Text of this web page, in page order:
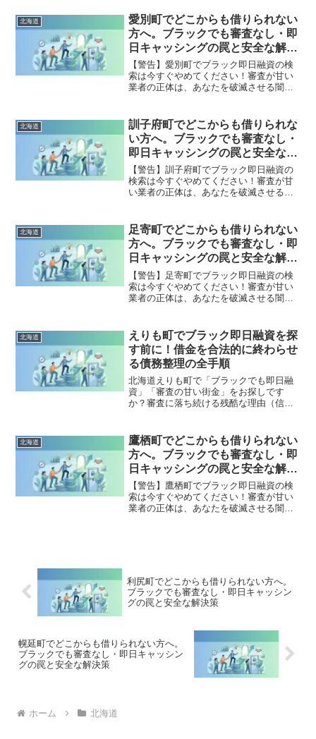
まで徹底解説。多重債務の地獄から抜け
出し、合法的に借金を減額・免除する
「債務整理」の正しい知識と、今すぐ督
促を止める無料相談窓口をご案内しま
す。
北海道
愛別町でどこからも借りられない
方へ。ブラックでも審査なし・即
日キャッシングの罠と安全な解決
策
【警告】愛別町でブラック即日融資の検
索は今すぐやめてください！審査が甘い
業者の正体は、あなたを破滅させる闇金
町で違法業者を避け、借金地獄から抜け
出した方々の実体験と確実な解決策を完
全公開。
北海道
訓子府町でどこからも借りられな
い方へ。ブラックでも審査なし・
即日キャッシングの罠と安全な解
決策
【警告】訓子府町でブラック即日融資の
検索は今すぐやめてください！審査が甘
い業者の正体は、あなたを破滅させる闇
訓子府町で違法業者を避け、借金地獄か
ら抜け出した方々の実体験と確実な解決
策を完全公開。
北海道
足寄町でどこからも借りられない
方へ。ブラックでも審査なし・即
日キャッシングの罠と安全な解決
策
【警告】足寄町でブラック即日融資の検
索は今すぐやめてください！審査が甘い
業者の正体は、あなたを破滅させる闇金
町で違法業者を避け、借金地獄から抜け
出した方々の実体験と確実な解決策を完
全公開。
北海道
えりも町でブラック即日融資を探
す前に！借金を合法的に終わらせ
る債務整理の全手順
北海道えりも町で「ブラックでも即日融
資」「審査の甘い街金」をお探しです
か？審査に落ち続ける残酷な理由（信用
まで徹底解説。多重債務の地獄から抜け
出し、合法的に借金を減額・免除する
「債務整理」の正しい知識と、今すぐ督
促を止める無料相談窓口をご案内しま
す。
北海道
鷹栖町でどこからも借りられない
方へ。ブラックでも審査なし・即
日キャッシングの罠と安全な解決
策
【警告】鷹栖町でブラック即日融資の検
索は今すぐやめてください！審査が甘い
業者の正体は、あなたを破滅させる闇金
利尻町でどこからも借りられない方へ。
ブラックでも審査なし・即日キャッシン
グの罠と安全な解決策
幌延町でどこからも借りられない方へ。
ブラックでも審査なし・即日キャッシン
グの罠と安全な解決策
ホーム 北海道